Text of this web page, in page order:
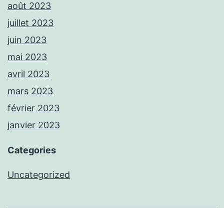
août 2023
juillet 2023
juin 2023
mai 2023
avril 2023
mars 2023
février 2023
janvier 2023
Categories
Uncategorized